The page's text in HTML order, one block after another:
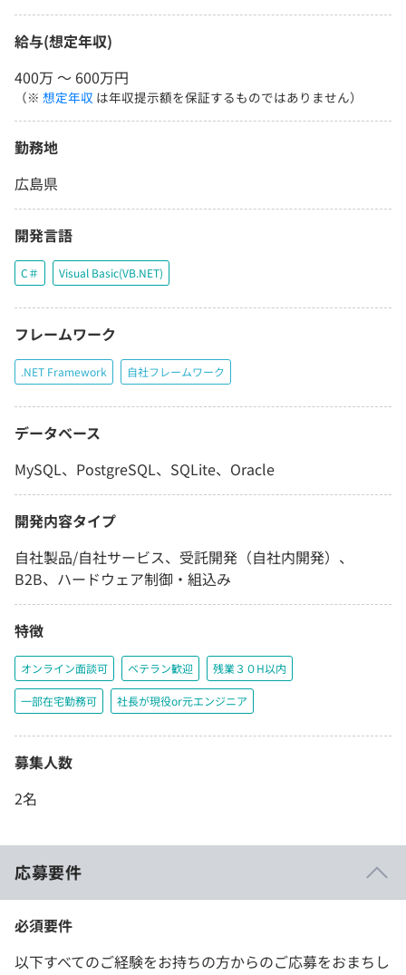
給与(想定年収)
400万 〜 600万円
（※ 想定年収 は年収提示額を保証するものではありません）
勤務地
広島県
開発言語
C＃ Visual Basic(VB.NET)
フレームワーク
.NET Framework 自社フレームワーク
データベース
MySQL、PostgreSQL、SQLite、Oracle
開発内容タイプ
自社製品/自社サービス、受託開発（自社内開発）、
B2B、ハードウェア制御・組込み
特徴
オンライン面談可 ベテラン歓迎 残業３０H以内
一部在宅勤務可 社長が現役or元エンジニア
募集人数
2名
応募要件
必須要件
以下すべてのご経験をお持ちの方からのご応募をおまちし